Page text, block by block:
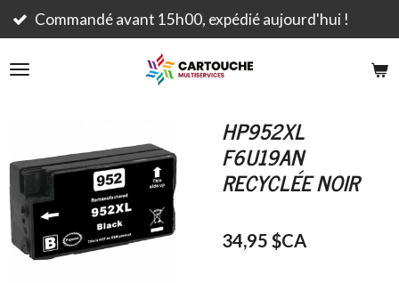
Passer
au
contenu
! Livraison rapide et gratuite dès
HP952XL
F6U19AN
RECYCLÉE NOIR
34,95 $CA